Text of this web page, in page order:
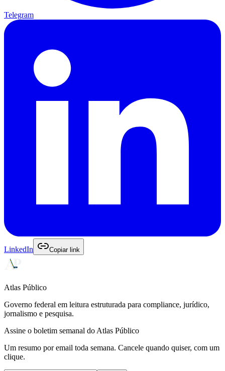
Telegram
LinkedIn Copiar link
Atlas Público
Governo federal em leitura estruturada para compliance, jurídico,
jornalismo e pesquisa.
Assine o boletim semanal do Atlas Público
Um resumo por email toda semana. Cancele quando quiser, com um
clique.